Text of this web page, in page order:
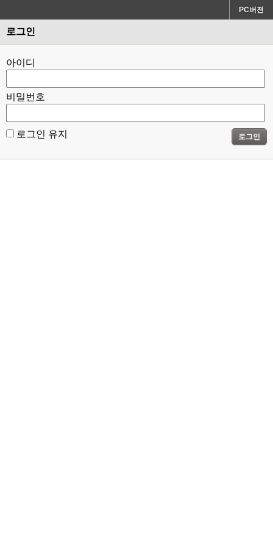
PC버젼
로그인
아이디
비밀번호
로그인 유지 로그인